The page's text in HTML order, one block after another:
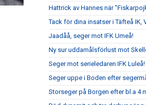
Hattrick av Hannes när
Tack för dina insatser i Täfteå IK,
Jaadåå, seger mot IFK Umeå!
Ny sur uddamålsförlust mot
Seger mot serieledaren IFK Luleå!
Seger uppe i Boden efter
Storseger på Borgen efter bl.a 4